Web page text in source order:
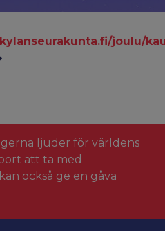
joulu/
ljuder för världens
att ta med
också ge en gåva